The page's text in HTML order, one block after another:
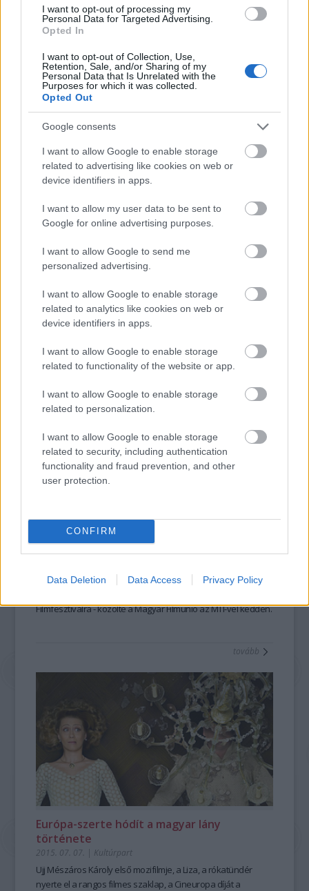
I want to opt-out of processing my
Personal Data for Targeted Advertising.
Opted In
I want to opt-out of Collection, Use,
Retention, Sale, and/or Sharing of my
Personal Data that Is Unrelated with the
Purposes for which it was collected.
Opted Out
Google consents
I want to allow Google to enable storage
related to advertising like cookies on web or
device identifiers in apps.
I want to allow my user data to be sent to
Google for online advertising purposes.
I want to allow Google to send me
personalized advertising.
I want to allow Google to enable storage
related to analytics like cookies on web or
device identifiers in apps.
I want to allow Google to enable storage
related to functionality of the website or app.
I want to allow Google to enable storage
related to personalization.
I want to allow Google to enable storage
related to security, including authentication
functionality and fraud prevention, and other
user protection.
CONFIRM
Data Deletion Data Access Privacy Policy
tulajdonképpen egy road-movie, most könyvben is kiadták.
tovább
Családi titkait tárta fel Abramovic
2015. 08. 17.|Kultúrpart
A szerb származású Marina Abramovic
régen még saját extravagáns temetését tervezgette, Marc
Myersnek rántotta rá a lepletgyermekkoráról és a
Belgrádban töltött ifjú éveiről.
tovább
Megrázó magyar felvételek kerültek
külföldre
Négy magyar dokumentumfilmkapott meghívást az
Filmfesztiválra - közölte a Magyar Filmunió az MTI-vel kedden.
tovább
Európa-szerte hódít a magyar lány
története
2015. 07. 07. | Kultúrpart
Ujj Mészáros Károly első mozifilmje, a Liza, a rókatündér
nyerte el a rangos filmes szaklap, a Cineuropa díjáta